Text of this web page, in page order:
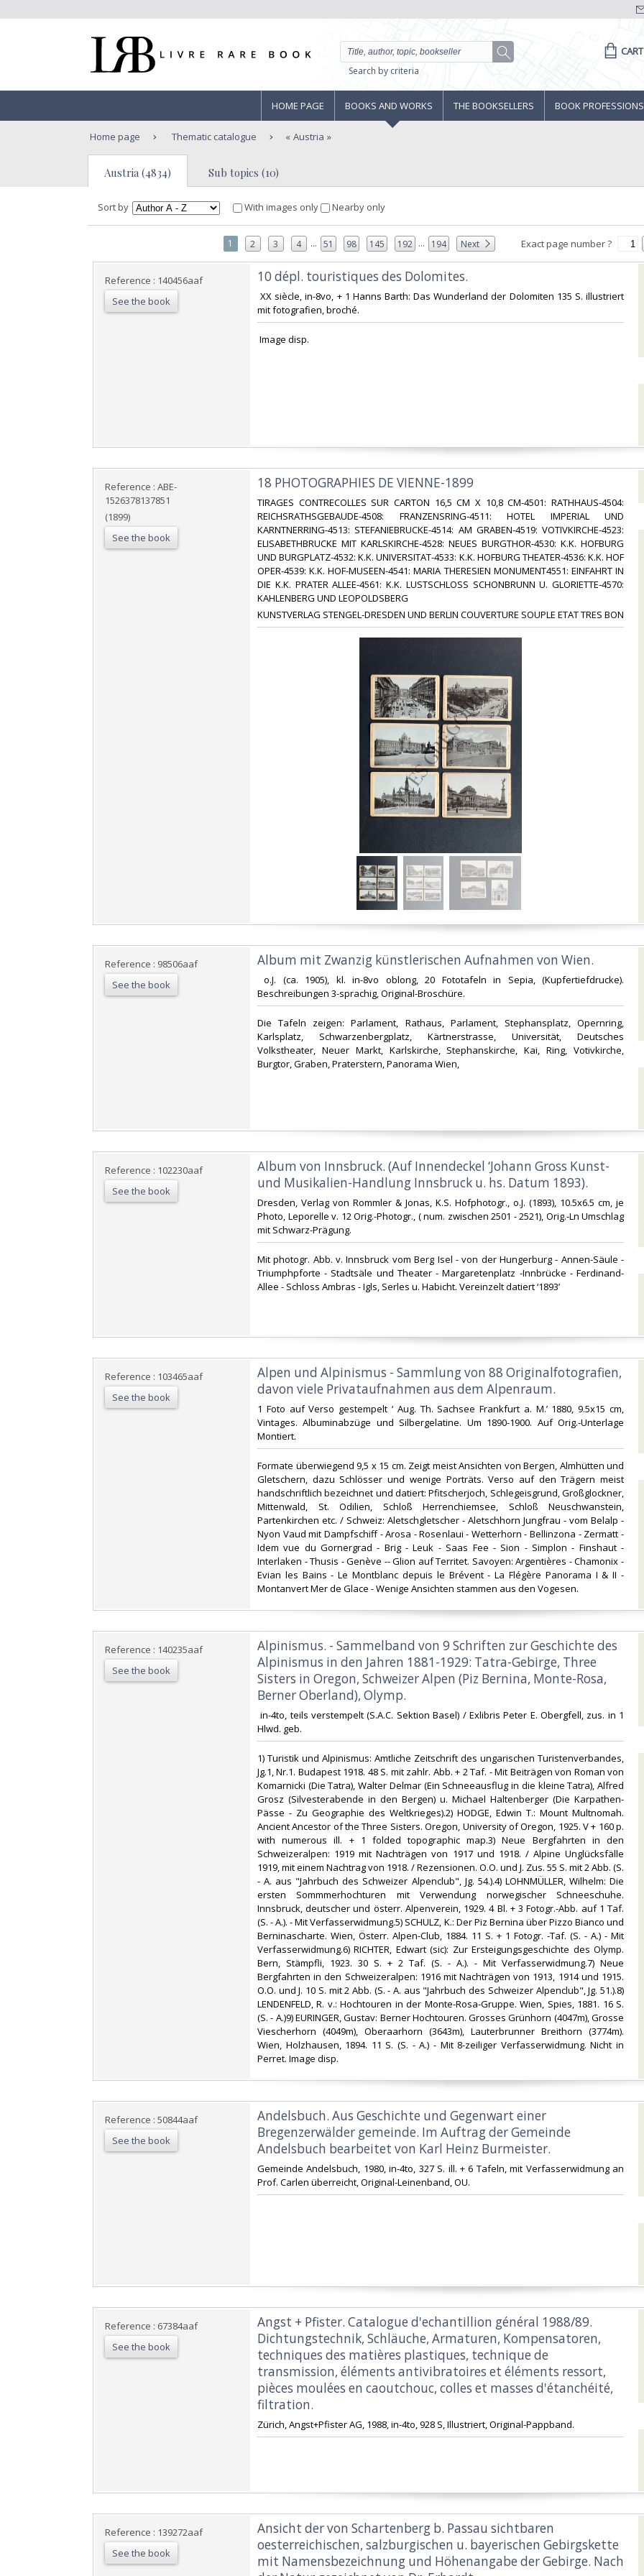
Search by criteria
CART
HOME PAGE BOOKS AND WORKS THE BOOKSELLERS BOOK
Home page Thematic catalogue Austria
Austria (4834) Sub topics (10)
Sort by With images only Nearby only
1 2 3 4 ... 51 98 145 192 ... 194 Next Exact page number ?
Reference : 140456aaf
See the book
‎10 dépl. touristiques des Dolomites.‎
‎ XX siècle, in-8vo, + 1 Hanns Barth: Das Wunderland der Dolomiten 135 S. illustriert
mit fotografien, broché. ‎
‎ Image disp.‎
Reference : ABE-
1526378137851
(1899)
See the book
‎18 PHOTOGRAPHIES DE VIENNE-1899‎
‎TIRAGES CONTRECOLLES SUR CARTON 16,5 CM X 10,8 CM-4501: RATHHAUS-4504:
REICHSRATHSGEBAUDE-4508: FRANZENSRING-4511: HOTEL IMPERIAL UND
KARNTNERRING-4513: STEFANIEBRUCKE-4514: AM GRABEN-4519: VOTIVKIRCHE-4523:
ELISABETHBRUCKE MIT KARLSKIRCHE-4528: NEUES BURGTHOR-4530: K.K. HOFBURG
UND BURGPLATZ-4532: K.K. UNIVERSITAT-4533: K.K. HOFBURG THEATER-4536: K.K. HOF
OPER-4539: K.K. HOF-MUSEEN-4541: MARIA THERESIEN MONUMENT4551: EINFAHRT IN
DIE K.K. PRATER ALLEE-4561: K.K. LUSTSCHLOSS SCHONBRUNN U. GLORIETTE-4570:
KAHLENBERG UND LEOPOLDSBERG‎
‎KUNSTVERLAG STENGEL-DRESDEN UND BERLIN COUVERTURE SOUPLE ETAT TRES BON‎
Reference : 98506aaf
See the book
‎Album mit Zwanzig künstlerischen Aufnahmen von Wien.‎
‎ o.J. (ca. 1905), kl. in-8vo oblong, 20 Fototafeln in Sepia, (Kupfertiefdrucke).
Beschreibungen 3-sprachig, Original-Broschüre.‎
‎Die Tafeln zeigen: Parlament, Rathaus, Parlament, Stephansplatz, Opernring,
Karlsplatz, Schwarzenbergplatz, Kärtnerstrasse, Universität, Deutsches
Volkstheater, Neuer Markt, Karlskirche, Stephanskirche, Kai, Ring, Votivkirche,
Burgtor, Graben, Praterstern, Panorama Wien, ‎
Reference : 102230aaf
See the book
‎Album von Innsbruck. (Auf Innendeckel ‘Johann Gross Kunst-
und Musikalien-Handlung Innsbruck u. hs. Datum 1893).‎
‎Dresden, Verlag von Rommler & Jonas, K.S. Hofphotogr., o.J. (1893), 10.5x6.5 cm, je
Photo, Leporelle v. 12 Orig.-Photogr., ( num. zwischen 2501 - 2521), Orig.-Ln Umschlag
mit Schwarz-Prägung.‎
‎Mit photogr. Abb. v. Innsbruck vom Berg Isel - von der Hungerburg - Annen-Säule -
Triumphpforte - Stadtsäle und Theater - Margaretenplatz -Innbrücke - Ferdinand-
Allee - Schloss Ambras - Igls, Serles u. Habicht. Vereinzelt datiert ‘1893’ ‎
Reference : 103465aaf
See the book
‎Alpen und Alpinismus - Sammlung von 88 Originalfotografien,
davon viele Privataufnahmen aus dem Alpenraum.‎
‎1 Foto auf Verso gestempelt ‘ Aug. Th. Sachsee Frankfurt a. M.’ 1880, 9.5x15 cm,
Vintages. Albuminabzüge und Silbergelatine. Um 1890-1900. Auf Orig.-Unterlage
Montiert. ‎
‎Formate überwiegend 9,5 x 15 cm. Zeigt meist Ansichten von Bergen, Almhütten und
Gletschern, dazu Schlösser und wenige Porträts. Verso auf den Trägern meist
handschriftlich bezeichnet und datiert: Pfitscherjoch, Schlegeisgrund, Großglockner,
Mittenwald, St. Odilien, Schloß Herrenchiemsee, Schloß Neuschwanstein,
Partenkirchen etc. / Schweiz: Aletschgletscher - Aletschhorn Jungfrau - vom Belalp -
Nyon Vaud mit Dampfschiff - Arosa - Rosenlaui - Wetterhorn - Bellinzona - Zermatt -
Idem vue du Gornergrad - Brig - Leuk - Saas Fee - Sion - Simplon - Finshaut -
Interlaken - Thusis - Genève -- Glion auf Territet. Savoyen: Argentières - Chamonix -
Evian les Bains - Le Montblanc depuis le Brévent - La Flégère Panorama I & II -
Montanvert Mer de Glace - Wenige Ansichten stammen aus den Vogesen. ‎
Reference : 140235aaf
See the book
‎Alpinismus. - Sammelband von 9 Schriften zur Geschichte des
Alpinismus in den Jahren 1881-1929: Tatra-Gebirge, Three
Sisters in Oregon, Schweizer Alpen (Piz Bernina, Monte-Rosa,
Berner Oberland), Olymp.‎
‎ in-4to, teils verstempelt (S.A.C. Sektion Basel) / Exlibris Peter E. Obergfell, zus. in 1
Hlwd. geb.‎
‎1) Turistik und Alpinismus: Amtliche Zeitschrift des ungarischen Turistenverbandes,
Jg.1, Nr.1. Budapest 1918. 48 S. mit zahlr. Abb. + 2 Taf. - Mit Beiträgen von Roman von
Komarnicki (Die Tatra), Walter Delmar (Ein Schneeausflug in die kleine Tatra), Alfred
Grosz (Silvesterabende in den Bergen) u. Michael Haltenberger (Die Karpathen-
Pässe - Zu Geographie des Weltkrieges).2) HODGE, Edwin T.: Mount Multnomah.
Ancient Ancestor of the Three Sisters. Oregon, University of Oregon, 1925. V + 160 p.
with numerous ill. + 1 folded topographic map.3) Neue Bergfahrten in den
Schweizeralpen: 1919 mit Nachträgen von 1917 und 1918. / Alpine Unglücksfälle
1919, mit einem Nachtrag von 1918. / Rezensionen. O.O. und J. Zus. 55 S. mit 2 Abb. (S.
- A. aus "Jahrbuch des Schweizer Alpenclub", Jg. 54.).4) LOHNMÜLLER, Wilhelm: Die
ersten Sommmerhochturen mit Verwendung norwegischer Schneeschuhe.
Innsbruck, deutscher und österr. Alpenverein, 1929. 4 Bl. + 3 Fotogr.-Abb. auf 1 Taf.
(S. - A.). - Mit Verfasserwidmung.5) SCHULZ, K.: Der Piz Bernina über Pizzo Bianco und
Berninascharte. Wien, Österr. Alpen-Club, 1884. 11 S. + 1 Fotogr. -Taf. (S. - A.) - Mit
Verfasserwidmung.6) RICHTER, Edwart (sic): Zur Ersteigungsgeschichte des Olymp.
Bern, Stämpfli, 1923. 30 S. + 2 Taf. (S. - A.). - Mit Verfasserwidmung.7) Neue
Bergfahrten in den Schweizeralpen: 1916 mit Nachträgen von 1913, 1914 und 1915.
O.O. und J. 10 S. mit 2 Abb. (S. - A. aus "Jahrbuch des Schweizer Alpenclub", Jg. 51.).8)
LENDENFELD, R. v.: Hochtouren in der Monte-Rosa-Gruppe. Wien, Spies, 1881. 16 S.
(S. - A.)9) EURINGER, Gustav: Berner Hochtouren. Grosses Grünhorn (4047m), Grosse
Viescherhorn (4049m), Oberaarhorn (3643m), Lauterbrunner Breithorn (3774m).
Wien, Holzhausen, 1894. 11 S. (S. - A.) - Mit 8-zeiliger Verfasserwidmung. Nicht in
Perret. Image disp.‎
Reference : 50844aaf
See the book
‎Andelsbuch. Aus Geschichte und Gegenwart einer
Bregenzerwälder gemeinde. Im Auftrag der Gemeinde
Andelsbuch bearbeitet von Karl Heinz Burmeister.‎
‎Gemeinde Andelsbuch, 1980, in-4to, 327 S. ill. + 6 Tafeln, mit Verfasserwidmung an
Prof. Carlen überreicht, Original-Leinenband, OU.‎
Reference : 67384aaf
See the book
‎Angst + Pfister. Catalogue d'echantillion général 1988/89.
Dichtungstechnik, Schläuche, Armaturen, Kompensatoren,
techniques des matières plastiques, technique de
transmission, éléments antivibratoires et éléments ressort,
pièces moulées en caoutchouc, colles et masses d'étanchéité,
filtration.‎
‎Zürich, Angst+Pfister AG, 1988, in-4to, 928 S, Illustriert, Original-Pappband.‎
Reference : 139272aaf
See the book
‎Ansicht der von Schartenberg b. Passau sichtbaren
oesterreichischen, salzburgischen u. bayerischen Gebirgskette
mit Namensbezeichnung und Höhenangabe der Gebirge. Nach